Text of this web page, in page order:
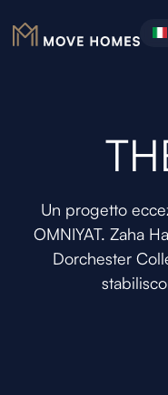
Un progetto
OMNIYAT. Zaha
Dorchester